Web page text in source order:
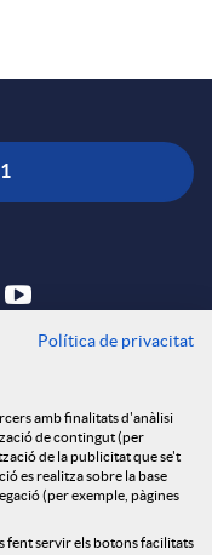
Política de privacitat
amb finalitats d'anàlisi
de contingut (per
de la publicitat que se't
es realitza sobre la base
(per exemple, pàgines
fent servir els botons facilitats